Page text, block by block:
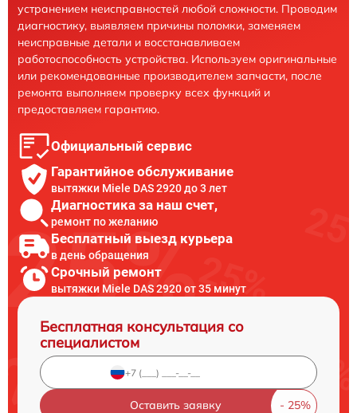
устранением неисправностей любой сложности. Проводим
диагностику, выявляем причины поломки, заменяем
неисправные детали и восстанавливаем
работоспособность устройства. Используем оригинальные
или рекомендованные производителем запчасти, после
ремонта выполняем проверку всех функций и
предоставляем гарантию.
Официальный сервис
Гарантийное обслуживание
вытяжки Miele DAS 2920 до 3 лет
Диагностика за наш счет,
ремонт по желанию
Бесплатный выезд курьера
в день обращения
Срочный ремонт
вытяжки Miele DAS 2920 от 35 минут
Бесплатная консультация со
специалистом
Оставить заявку